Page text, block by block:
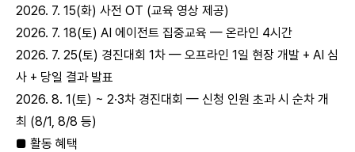
2026. 7. 15(화) 사전 OT (교육 영상 제공)
2026. 7. 18(토) AI 에이전트 집중교육 — 온라인 4시간
2026. 7. 25(토) 경진대회 1차 — 오프라인 1일 현장 개발 + AI 심
사 + 당일 결과 발표
2026. 8. 1(토) ~ 2·3차 경진대회 — 신청 인원 초과 시 순차 개
최 (8/1, 8/8 등)
■ 활동 혜택